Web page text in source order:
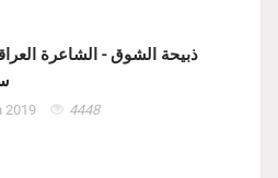
ذبيحة الشوق - الشاعرة
2019 4448